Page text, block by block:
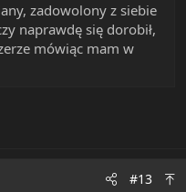
zadowolony z siebie
naprawdę się dorobił,
mówiąc mam w
#13